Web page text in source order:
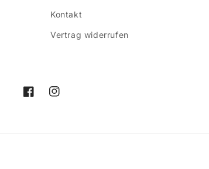
Kontakt
Vertrag widerrufen
FacebookInstagram